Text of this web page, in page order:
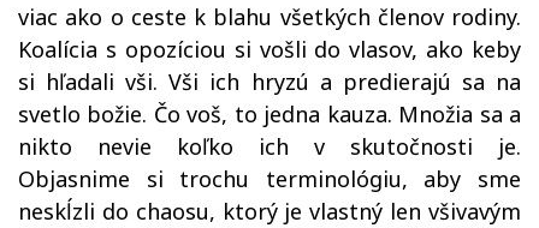
viac ako o ceste k blahu všetkých členov rodiny.
Koalícia s opozíciou si vošli do vlasov, ako keby
si hľadali vši. Vši ich hryzú a predierajú sa na
svetlo božie. Čo voš, to jedna kauza. Množia sa a
nikto nevie koľko ich v skutočnosti je.
Objasnime si trochu terminológiu, aby sme
neskĺzli do chaosu, ktorý je vlastný len všivavým